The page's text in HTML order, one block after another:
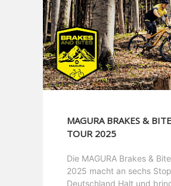
MAGURA BRAKES &
TOUR 2025
Die MAGURA Brakes &
2025 macht an sechs
Deutschland Halt und